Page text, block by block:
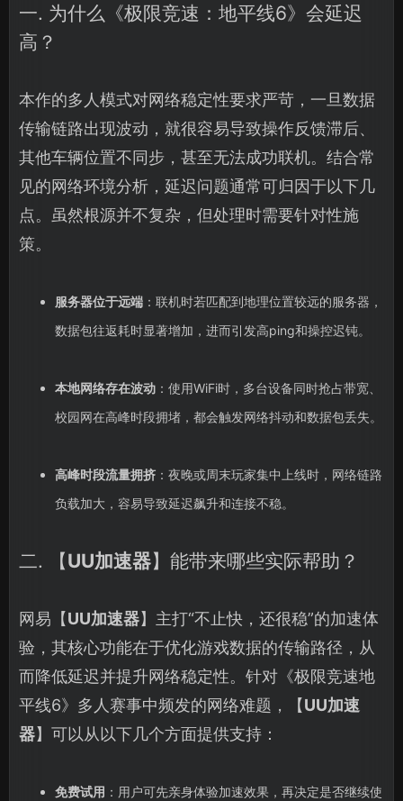
一. 为什么《极限竞速：地平线6》会延迟
高？
本作的多人模式对网络稳定性要求严苛，一旦数据
传输链路出现波动，就很容易导致操作反馈滞后、
其他车辆位置不同步，甚至无法成功联机。结合常
见的网络环境分析，延迟问题通常可归因于以下几
点。虽然根源并不复杂，但处理时需要针对性施
策。
服务器位于远端：联机时若匹配到地理位置较远的服务器，
数据包往返耗时显著增加，进而引发高ping和操控迟钝。
本地网络存在波动：使用WiFi时，多台设备同时抢占带宽、
校园网在高峰时段拥堵，都会触发网络抖动和数据包丢失。
高峰时段流量拥挤：夜晚或周末玩家集中上线时，网络链路
负载加大，容易导致延迟飙升和连接不稳。
二. 【UU加速器】能带来哪些实际帮助？
网易【UU加速器】主打“不止快，还很稳”的加速体
验，其核心功能在于优化游戏数据的传输路径，从
而降低延迟并提升网络稳定性。针对《极限竞速地
平线6》多人赛事中频发的网络难题，【UU加速
器】可以从以下几个方面提供支持：
免费试用 ：用户可先亲身体验加速效果，再决定是否继续使